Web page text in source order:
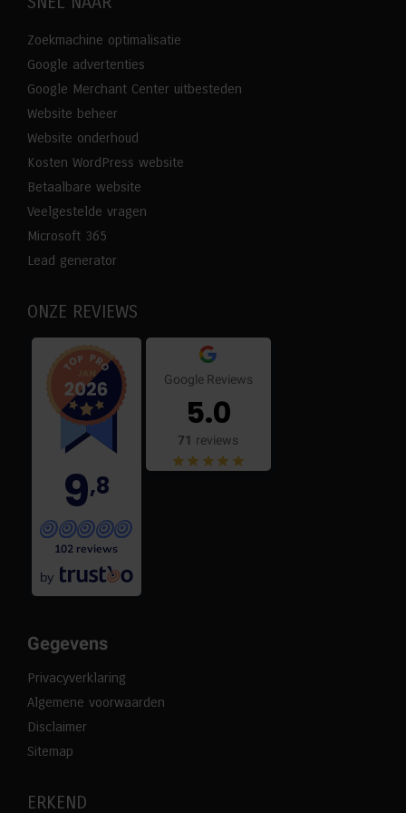
opensopensopens
in
Zoekmachine optimalisatie
Google advertenties
Google Merchant Center uitbesteden
Website beheer
Website onderhoud
Kosten WordPress website
Betaalbare website
Veelgestelde vragen
Microsoft 365
Lead generator
ONZE REVIEWS
9,8
102 reviews
by
Google Reviews
5.0
71 reviews
Gegevens
Privacyverklaring
Algemene voorwaarden
Disclaimer
Sitemap
ERKEND